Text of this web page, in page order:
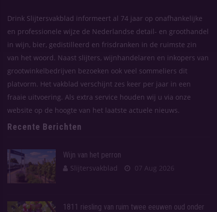
Drink Slijtersvakblad informeert al 74 jaar op onafhankelijke
en professionele wijze de Nederlandse detail- en groothandel
in wijn, bier, gedistilleerd en frisdranken in de ruimste zin
van het woord. Naast slijters, wijnhandelaren en inkopers van
grootwinkelbedrijven bezoeken ook veel sommeliers dit
platvorm. Het vakblad verschijnt zes keer per jaar in een
fraaie uitvoering. Als extra service houden wij u via onze
website op de hoogte van het laatste actuele nieuws.
Recente Berichten
Wijn van het perron
Slijtersvakblad
07 Aug 2026
1811 riesling van ruim twee eeuwen oud onder